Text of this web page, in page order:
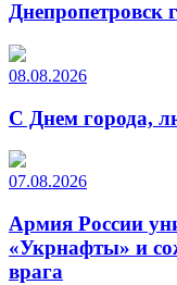
Днепропетровск
08.08.2026
С Днем города,
07.08.2026
Армия России
«Укрнафты» и
врага